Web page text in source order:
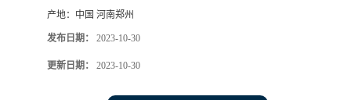
产地： 中国 河南郑州
发布日期： 2023-10-30
更新日期： 2023-10-30